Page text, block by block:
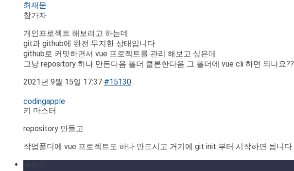
최재문
참가자
개인프로젝트 해보려고 하는데
git과 github에 완전 무지한 상태입니다
github로 커밋하면서 vue 프로젝트를 관리 해보고 싶은데
그냥 repository 하나 만든다음 폴더 클론한다음 그 폴더에 vue cli 하면 되나요??
2021년 9월 15일 17:37 #15130
codingapple
키 마스터
repository 만들고
작업폴더에 vue 프로젝트도 하나 만드시고 거기에 git init 부터 시작하면 됩니다